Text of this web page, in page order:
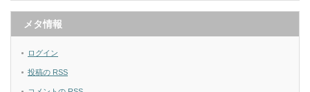
メタ情報
ログイン
投稿の RSS